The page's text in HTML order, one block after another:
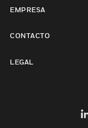
EMPRESA
CONTACTO
LEGAL